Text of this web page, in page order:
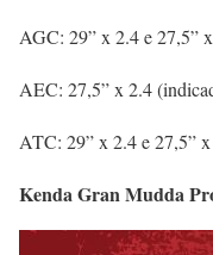
AGC: 29” x 2.4 e 27,5”
AEC: 27,5” x 2.4
ATC: 29” x 2.4 e 27,5”
Kenda Gran Mudda